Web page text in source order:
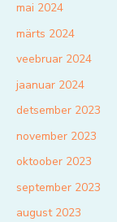
mai 2024
märts 2024
veebruar 2024
jaanuar 2024
detsember 2023
november 2023
oktoober 2023
september 2023
august 2023